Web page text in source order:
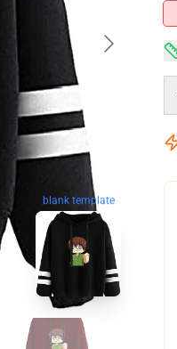
blank template